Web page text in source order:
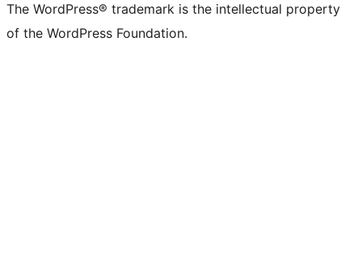
The WordPress® trademark is the intellectual property
of the WordPress Foundation.